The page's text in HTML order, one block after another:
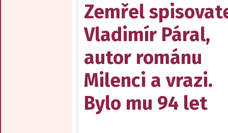
Zemřel
Vladimír Páral,
autor románu
Milenci a vrazi.
Bylo mu 94 let